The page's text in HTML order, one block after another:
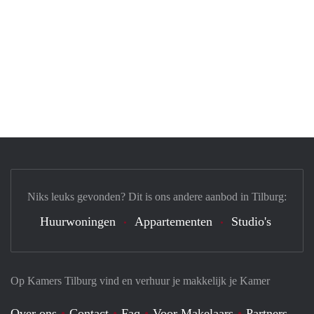
Op Kamers Tilburg vind en verhuur je makkelijk je Kamer
Niks leuks gevonden? Dit is ons andere aanbod in Tilburg:
Huurwoningen Appartementen Studio's